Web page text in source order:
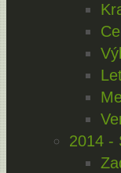
2014 -